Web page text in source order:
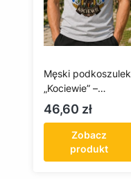
Męski podkoszulek
„Kociewie” –
skrzypce i kwiaty
kociewskie
Cena
46,60 zł
Zobacz
produkt